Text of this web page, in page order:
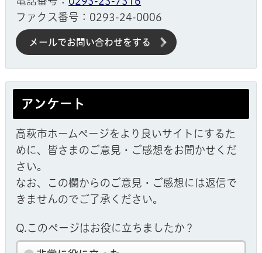
ファクス番号：0293-24-0006
メールでお問い合わせをする
アンケート
高萩市ホームページをより良いサイトにするた
めに、皆さまのご意見・ご感想をお聞かせくだ
さい。
なお、この欄からのご意見・ご感想には返信で
きませんのでご了承ください。
Q.このページはお役に立ちましたか？